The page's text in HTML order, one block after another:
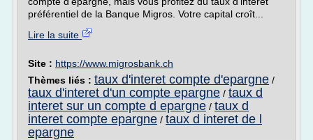
préférentiel de la Banque Migros. Votre capital croît...
Lire la suite
Site : https://www.migrosbank.ch
Thèmes liés : taux d'interet compte d'epargne /
taux d'interet d'un compte epargne / taux d
interet sur un compte d epargne / taux d
interet compte epargne / taux d interet de l
epargne